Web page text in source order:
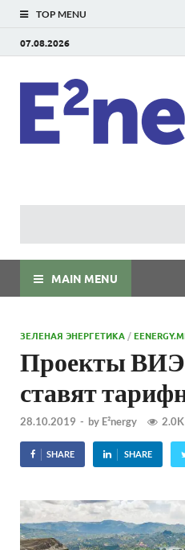
TOP MENU
07.08.2026
MAIN MENU
ЗЕЛЕНАЯ ЭНЕРГЕТИКА /
Проекты
ставят
28.10.2019 - by E²nergy 2.0K
SHARE SHARE